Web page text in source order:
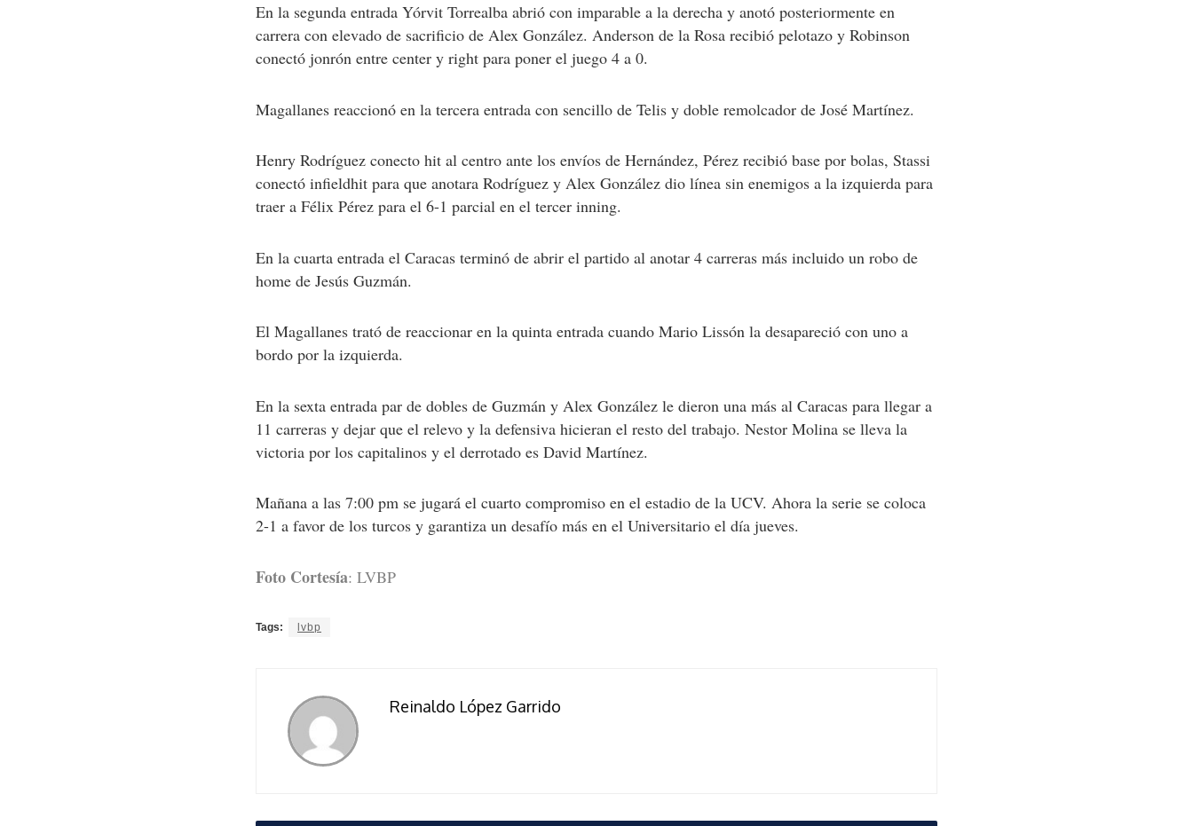
En la segunda entrada Yórvit Torrealba abrió con imparable a la derecha y anotó posteriormente en
carrera con elevado de sacrificio de Alex González. Anderson de la Rosa recibió pelotazo y Robinson
conectó jonrón entre center y right para poner el juego 4 a 0.
Magallanes reaccionó en la tercera entrada con sencillo de Telis y doble remolcador de José Martínez.
Henry Rodríguez conecto hit al centro ante los envíos de Hernández, Pérez recibió base por bolas, Stassi
conectó infieldhit para que anotara Rodríguez y Alex González dio línea sin enemigos a la izquierda para
traer a Félix Pérez para el 6-1 parcial en el tercer inning.
En la cuarta entrada el Caracas terminó de abrir el partido al anotar 4 carreras más incluido un robo de
home de Jesús Guzmán.
El Magallanes trató de reaccionar en la quinta entrada cuando Mario Lissón la desapareció con uno a
bordo por la izquierda.
En la sexta entrada par de dobles de Guzmán y Alex González le dieron una más al Caracas para llegar a
11 carreras y dejar que el relevo y la defensiva hicieran el resto del trabajo. Nestor Molina se lleva la
victoria por los capitalinos y el derrotado es David Martínez.
Mañana a las 7:00 pm se jugará el cuarto compromiso en el estadio de la UCV. Ahora la serie se coloca
2-1 a favor de los turcos y garantiza un desafío más en el Universitario el día jueves.
Foto Cortesía: LVBP
Tags: lvbp
Reinaldo López Garrido